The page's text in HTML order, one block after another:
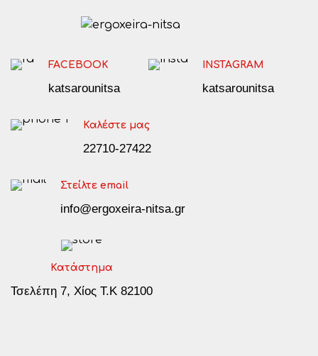
FACEBOOK
katsarounitsa
INSTAGRAM
katsarounitsa
Καλέστε μας
22710-27422
Στείλτε email
info@ergoxeira-nitsa.gr
Κατάστημα
Τσελέπη 7, Χίος Τ.Κ 82100